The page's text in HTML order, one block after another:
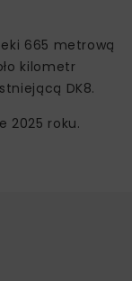
665 metrową
kilometr
DK8.
2025 roku.